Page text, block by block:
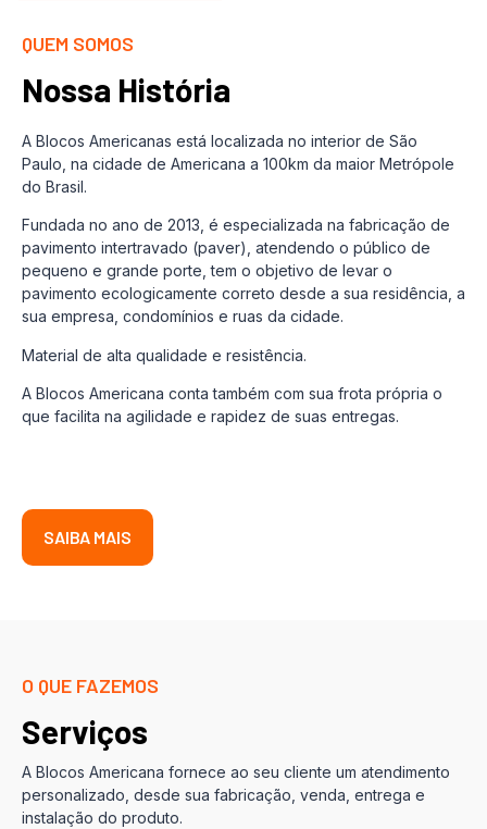
QUEM SOMOS
Nossa História
A Blocos Americanas está localizada no interior de São
Paulo, na cidade de Americana a 100km da maior Metrópole
do Brasil.
Fundada no ano de 2013, é especializada na fabricação de
pavimento intertravado (paver), atendendo o público de
pequeno e grande porte, tem o objetivo de levar o
pavimento ecologicamente correto desde a sua residência, a
sua empresa, condomínios e ruas da cidade.
Material de alta qualidade e resistência.
A Blocos Americana conta também com sua frota própria o
que facilita na agilidade e rapidez de suas entregas.
SAIBA MAIS
O QUE FAZEMOS
Serviços
A Blocos Americana fornece ao seu cliente um atendimento
personalizado, desde sua fabricação, venda, entrega e
instalação do produto.